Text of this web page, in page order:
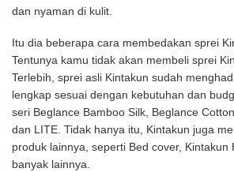
dan nyaman di kulit.
Itu dia beberapa cara membedakan sprei
Tentunya kamu tidak akan membeli sprei
Terlebih, sprei asli Kintakun sudah
lengkap sesuai dengan kebutuhan dan
seri Beglance Bamboo Silk, Beglance
dan LITE. Tidak hanya itu, Kintakun juga
produk lainnya, seperti Bed cover, Kintakun
banyak lainnya.